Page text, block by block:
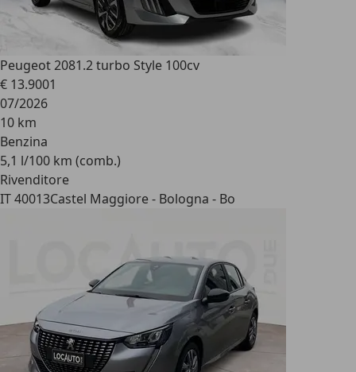
Peugeot 2081.2 turbo Style 100cv
€ 13.9001
07/2026
10 km
Benzina
5,1 l/100 km (comb.)
Rivenditore
IT 40013Castel Maggiore - Bologna - Bo